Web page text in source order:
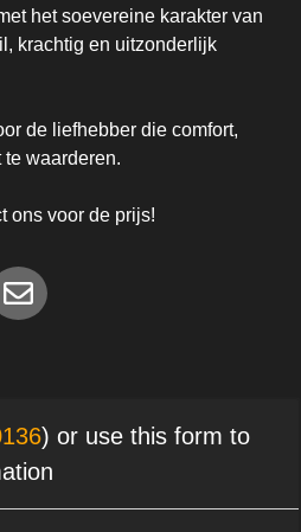
het soevereine karakter van
krachtig en uitzonderlijk
de liefhebber die comfort,
waarderen.
ons voor de prijs!
) or use this form to